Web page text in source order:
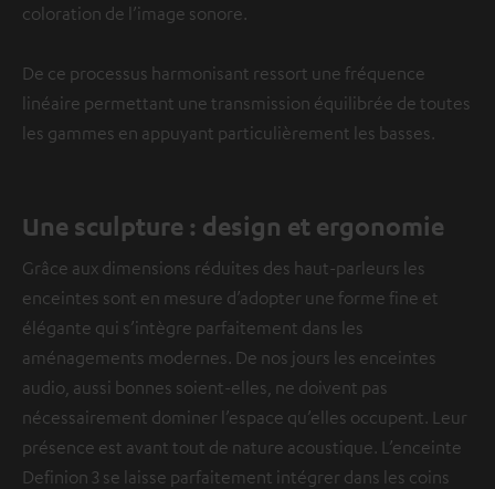
coloration de l’image sonore.
De ce processus harmonisant ressort une fréquence
linéaire permettant une transmission équilibrée de toutes
les gammes en appuyant particulièrement les basses.
Une sculpture : design et ergonomie
Grâce aux dimensions réduites des haut-parleurs les
enceintes sont en mesure d’adopter une forme fine et
élégante qui s’intègre parfaitement dans les
aménagements modernes. De nos jours les enceintes
audio, aussi bonnes soient-elles, ne doivent pas
nécessairement dominer l’espace qu’elles occupent. Leur
présence est avant tout de nature acoustique. L’enceinte
Definion 3 se laisse parfaitement intégrer dans les coins